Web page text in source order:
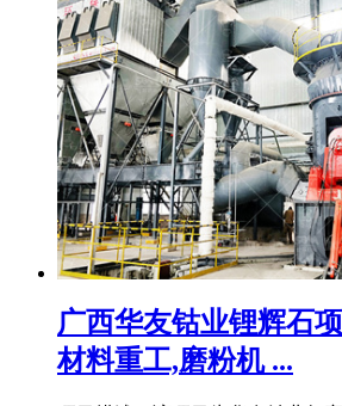
广西华友钴业锂辉石
材料重工,磨粉机 ...